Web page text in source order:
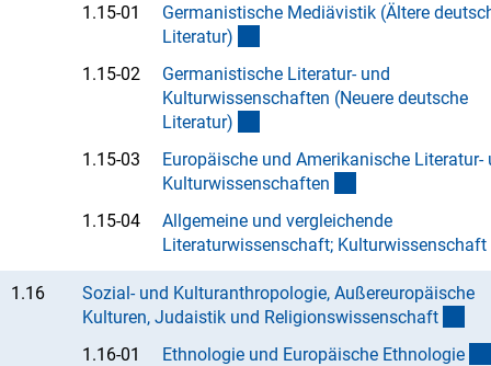
1.15-01
Germanistische Mediävistik (Ältere
Literatur)
1.15-02
Germanistische Literatur- und
Kulturwissenschaften (Neuere deutsche
Literatur)
1.15-03
Europäische und Amerikanische Literatur-
Kulturwissenschaften
1.15-04
Allgemeine und vergleichende
Literaturwissenschaft; Kulturwissenschaft
1.16
Sozial- und Kulturanthropologie, Außereuropäische
Kulturen, Judaistik und Religionswissenschaft
1.16-01
Ethnologie und Europäische Ethnologie